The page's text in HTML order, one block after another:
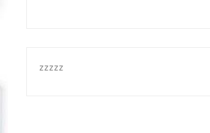
zzzzz